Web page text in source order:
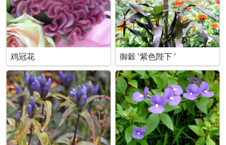
鸡冠花 御穀 '紫色陛下 '